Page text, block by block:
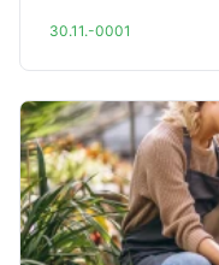
30.11.-0001